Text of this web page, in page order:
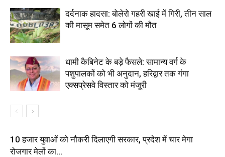
दर्दनाक हादसा: बोलेरो गहरी खाई में गिरी, तीन साल
की मासूम समेत 6 लोगों की मौत
धामी कैबिनेट के बड़े फैसले: सामान्य वर्ग के
पशुपालकों को भी अनुदान, हरिद्वार तक गंगा
एक्सप्रेसवे विस्तार को मंजूरी
10 हजार युवाओं को नौकरी दिलाएगी सरकार, प्रदेश में चार मेगा
रोजगार मेलों का...